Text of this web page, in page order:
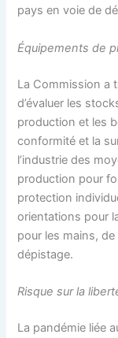
pays en voie de
Équipements de
La Commission a
d’évaluer les
production et les
conformité et la
l’industrie des
production pour
protection
orientations pour
pour les mains,
dépistage.
Risque sur la
La pandémie liée